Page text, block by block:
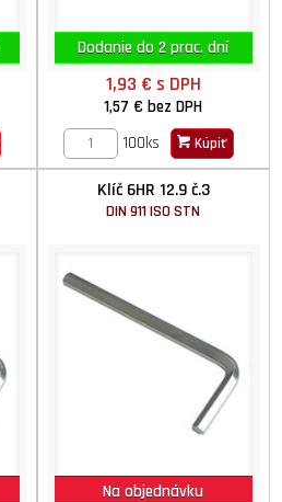
Dodanie do 2 prac. dní
1,93 € s DPH
1,57 €bez DPH
100ks
Kúpiť
Klíč 6HR 12.9 č.3
DIN 911 ISO STN
Na objednávku